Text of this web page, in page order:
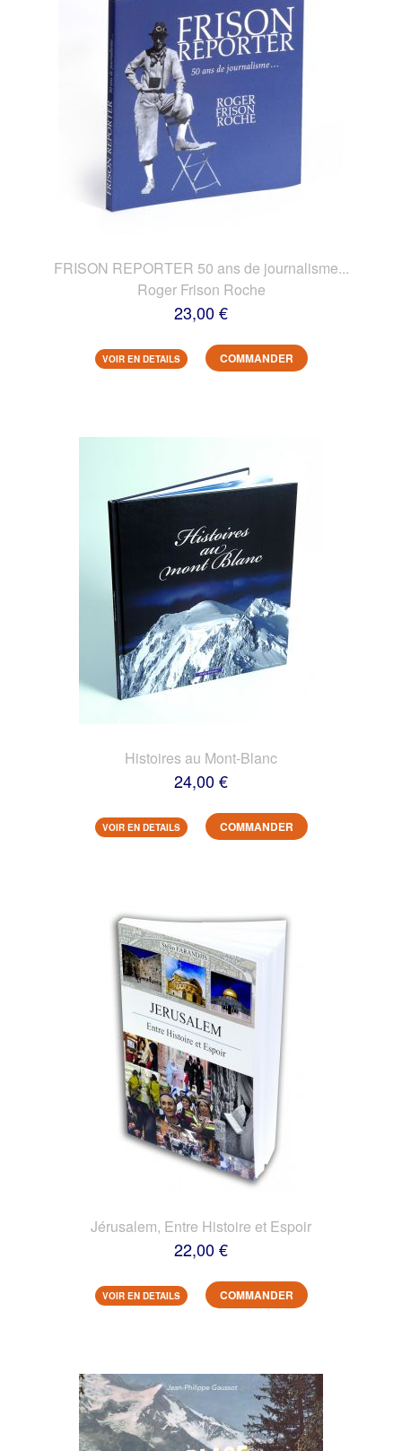
FRISON REPORTER 50 ans de journalisme...
Roger Frison Roche
23,00 €
VOIR EN DETAILS COMMANDER
Histoires au Mont-Blanc
24,00 €
VOIR EN DETAILS COMMANDER
Jérusalem, Entre Histoire et Espoir
22,00 €
VOIR EN DETAILS COMMANDER